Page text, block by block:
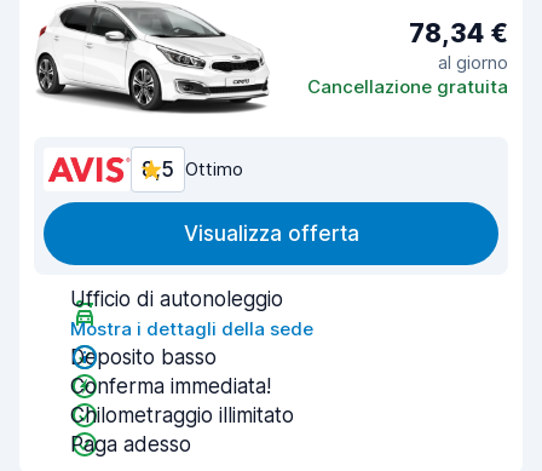
78,34 €
al giorno
Cancellazione gratuita
8,5 Ottimo
Visualizza offerta
Ufficio di autonoleggio
Mostra i dettagli della sede
Deposito basso
Conferma immediata!
Chilometraggio illimitato
Paga adesso